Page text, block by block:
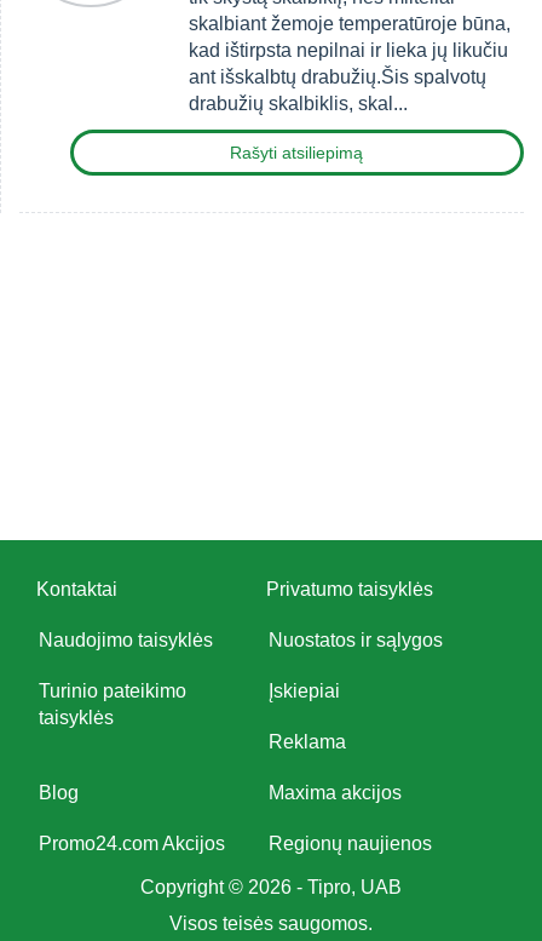
skalbiant žemoje temperatūroje būna,
kad ištirpsta nepilnai ir lieka jų likučiu
ant išskalbtų drabužių.Šis spalvotų
drabužių skalbiklis, skal...
Rašyti atsiliepimą
Kontaktai Privatumo taisyklės
Naudojimo taisyklės Nuostatos ir sąlygos
Turinio pateikimo
taisyklės
Įskiepiai
Reklama
Blog Maxima akcijos
Promo24.com Akcijos Regionų naujienos
Copyright © 2026 - Tipro, UAB
Visos teisės saugomos.